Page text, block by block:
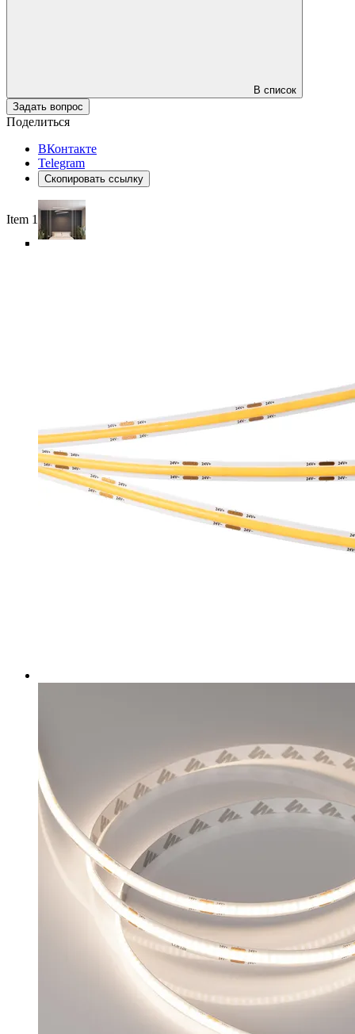
В список
Задать вопрос
Поделиться
ВКонтакте
Telegram
Скопировать ссылку
Item 1 of 6